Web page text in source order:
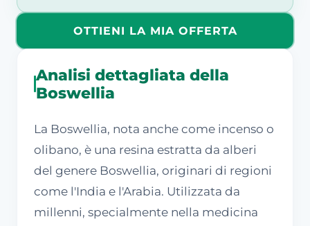
OTTIENI LA MIA OFFERTA
Analisi dettagliata della
Boswellia
La Boswellia, nota anche come incenso o
olibano, è una resina estratta da alberi
del genere Boswellia, originari di regioni
come l'India e l'Arabia. Utilizzata da
millenni, specialmente nella medicina